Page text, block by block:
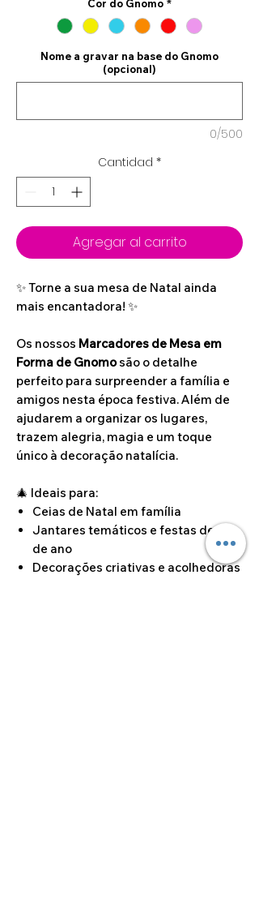
Cor do Gnomo *
Nome a gravar na base do Gnomo
(opcional)
0/500
Cantidad *
Agregar al carrito
✨ Torne a sua mesa de Natal ainda
mais encantadora! ✨
Os nossos Marcadores de Mesa em
Forma de Gnomosão o detalhe
perfeito para surpreender a família e
amigos nesta época festiva. Além de
ajudarem a organizar os lugares,
trazem alegria, magia e um toque
único à decoração natalícia.
🎄 Ideais para:
Ceias de Natal em família
Jantares temáticos e festas de fim
de ano
Decorações criativas e acolhedoras